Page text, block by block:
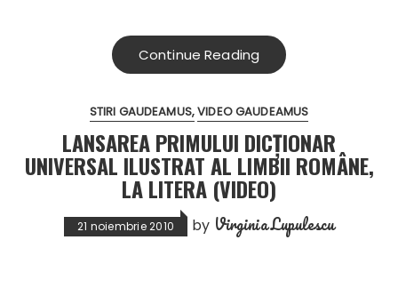
Continue Reading
STIRI GAUDEAMUS VIDEO GAUDEAMUS
LANSAREA PRIMULUI DICȚIONAR
UNIVERSAL ILUSTRAT AL LIMBII ROMÂNE,
LA LITERA (VIDEO)
21 noiembrie 2010 by Virginia Lupulescu